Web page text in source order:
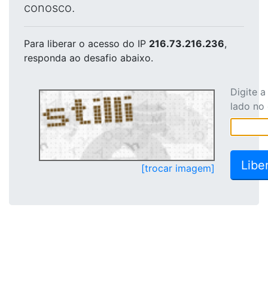
conosco.
Para liberar o acesso do IP 216.73.216.236,
responda ao desafio abaixo.
[trocar imagem]
Digite
lado no